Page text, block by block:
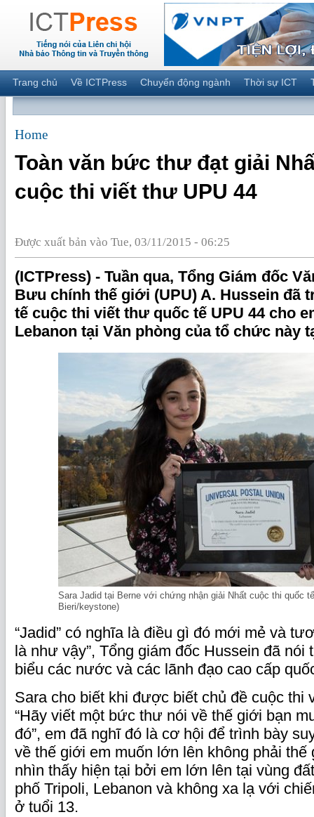
Trang chủ Về ICTPress Chuyển động ngành Thời sự ICT
Home
Toàn văn bức thư đạt giải
cuộc thi viết thư UPU 44
Được xuất bản vào Tue, 03/11/2015 - 06:25
(ICTPress) - Tuần qua, Tổng Giám đốc
Bưu chính thế giới (UPU) A. Hussein đã
tế cuộc thi viết thư quốc tế UPU 44 cho
Lebanon tại Văn phòng của tổ chức này
Sara Jadid tại Berne với chứng nhận giải Nhất cuộc thi quốc
Bieri/keystone)
“Jadid” có nghĩa là điều gì đó mới mẻ và
là như vậy”, Tổng giám đốc Hussein đã nói
biểu các nước và các lãnh đạo cao cấp
Sara cho biết khi được biết chủ đề cuộc thi
“Hãy viết một bức thư nói về thế giới bạn
đó”, em đã nghĩ đó là cơ hội để trình bày
về thế giới em muốn lớn lên không phải thế
nhìn thấy hiện tại bởi em lớn lên tại vùng
phố Tripoli, Lebanon và không xa lạ với
ở tuổi 13.